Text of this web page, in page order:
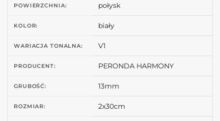
POWIERZCHNIA: połysk
KOLOR: biały
WARIACJA TONALNA: V1
PRODUCENT: PERONDA HARMONY
GRUBOŚĆ: 13mm
ROZMIAR: 2x30cm